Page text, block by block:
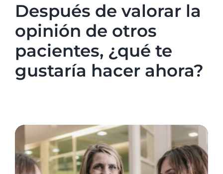
Después de valorar la
opinión de otros
pacientes, ¿qué te
gustaría hacer ahora?